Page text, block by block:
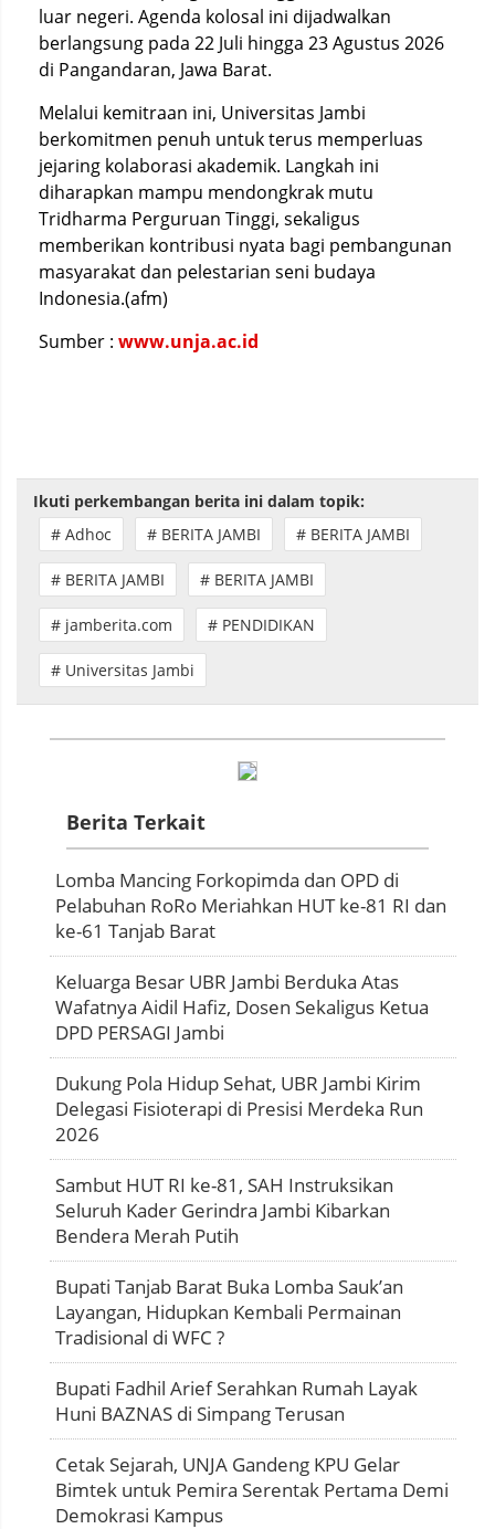
luar negeri. Agenda kolosal ini dijadwalkan
berlangsung pada 22 Juli hingga 23 Agustus 2026
di Pangandaran, Jawa Barat.
Melalui kemitraan ini, Universitas Jambi
berkomitmen penuh untuk terus memperluas
jejaring kolaborasi akademik. Langkah ini
diharapkan mampu mendongkrak mutu
Tridharma Perguruan Tinggi, sekaligus
memberikan kontribusi nyata bagi pembangunan
masyarakat dan pelestarian seni budaya
Indonesia.(afm)
Sumber : www.unja.ac.id
Ikuti perkembangan berita ini dalam topik:
# Adhoc
# BERITA JAMBI # BERITA JAMBI
# BERITA JAMBI # BERITA JAMBI
# jamberita.com # PENDIDIKAN
# Universitas Jambi
Berita Terkait
Lomba Mancing Forkopimda dan OPD di
Pelabuhan RoRo Meriahkan HUT ke-81 RI dan
ke-61 Tanjab Barat
Keluarga Besar UBR Jambi Berduka Atas
Wafatnya Aidil Hafiz, Dosen Sekaligus Ketua
DPD PERSAGI Jambi
Dukung Pola Hidup Sehat, UBR Jambi Kirim
Delegasi Fisioterapi di Presisi Merdeka Run
2026
Sambut HUT RI ke-81, SAH Instruksikan
Seluruh Kader Gerindra Jambi Kibarkan
Bendera Merah Putih
Bupati Tanjab Barat Buka Lomba Sauk’an
Layangan, Hidupkan Kembali Permainan
Tradisional di WFC ?
Bupati Fadhil Arief Serahkan Rumah Layak
Huni BAZNAS di Simpang Terusan
Cetak Sejarah, UNJA Gandeng KPU Gelar
Bimtek untuk Pemira Serentak Pertama Demi
Demokrasi Kampus